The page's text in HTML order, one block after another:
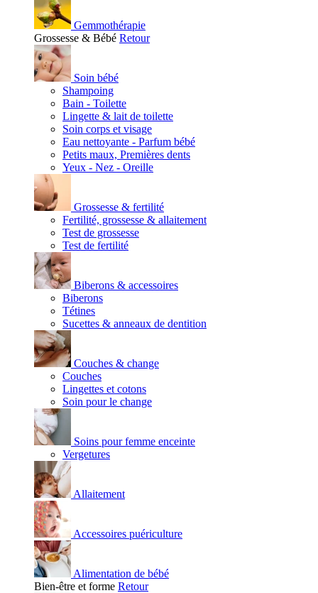
Gemmothérapie
Grossesse & Bébé Retour
Soin bébé
Shampoing
Bain - Toilette
Lingette & lait de toilette
Soin corps et visage
Eau nettoyante - Parfum bébé
Petits maux, Premières dents
Yeux - Nez - Oreille
Grossesse & fertilité
Fertilité, grossesse & allaitement
Test de grossesse
Test de fertilité
Biberons & accessoires
Biberons
Tétines
Sucettes & anneaux de dentition
Couches & change
Couches
Lingettes et cotons
Soin pour le change
Soins pour femme enceinte
Vergetures
Allaitement
Accessoires puériculture
Alimentation de bébé
Bien-être et forme Retour